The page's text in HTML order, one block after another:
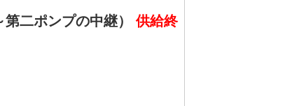
二ポンプの中継） 供給終